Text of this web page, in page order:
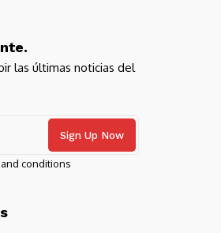
las últimas noticias del
conditions